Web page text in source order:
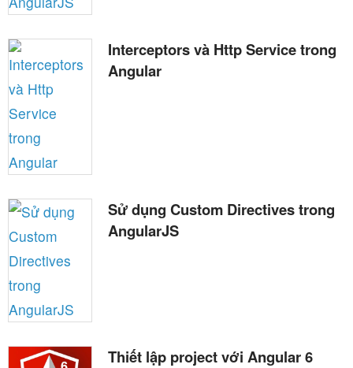
Interceptors và Http Service trong
Angular
Sử dụng Custom Directives trong
AngularJS
Thiết lập project với Angular 6